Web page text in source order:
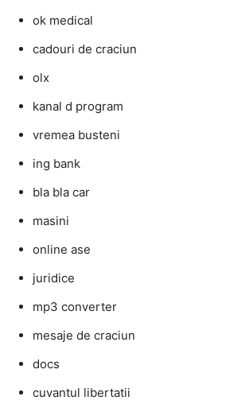
ok medical
cadouri de craciun
olx
kanal d program
vremea busteni
ing bank
bla bla car
masini
online ase
juridice
mp3 converter
mesaje de craciun
docs
cuvantul libertatii